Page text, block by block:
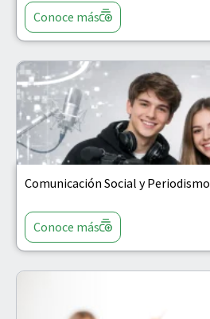
Conoce más
Comunicación Social y Periodismo
Conoce más